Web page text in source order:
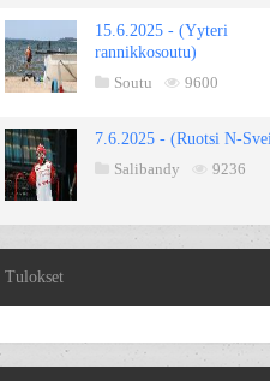
15.6.2025 - (Yyteri
rannikkosoutu)
Soutu
9600
7.6.2025 - (Ruotsi N-
Salibandy
9236
Tulokset